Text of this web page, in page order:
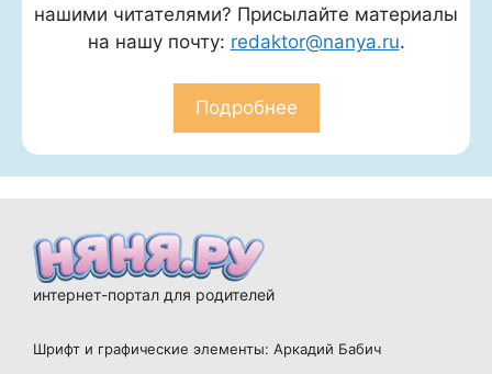
нашими читателями? Присылайте материалы
на нашу почту: redaktor@nanya.ru.
Подробнее
интернет-портал для родителей
Шрифт и графические элементы: Аркадий Бабич